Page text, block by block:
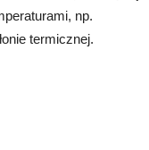
np.
termicznej.